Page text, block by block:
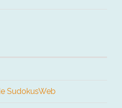
SudokusWeb